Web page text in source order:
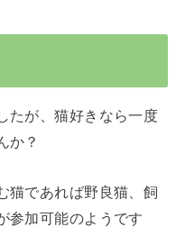
たが、猫好きなら一度
か？
猫であれば野良猫、飼
参加可能のようです